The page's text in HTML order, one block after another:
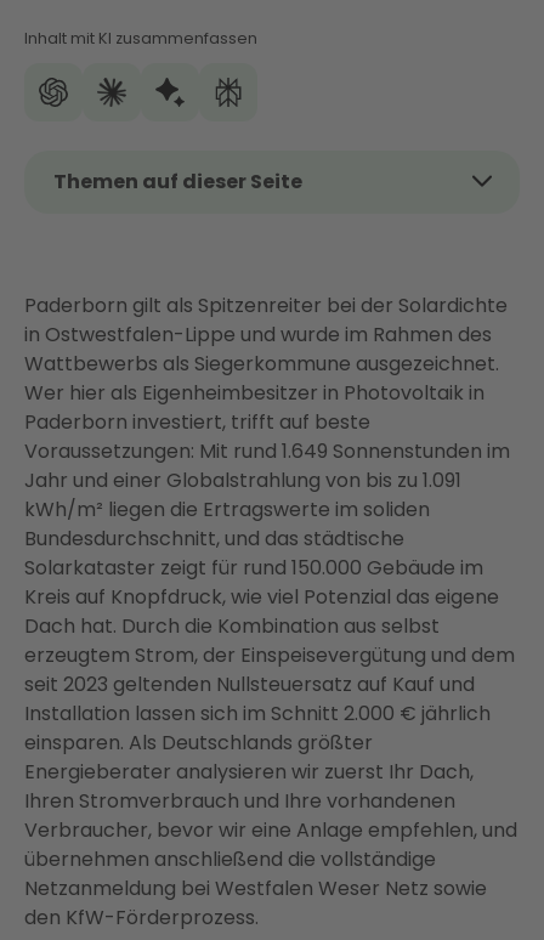
Inhalt mit KI zusammenfassen
Themen auf dieser Seite
lohnt
Was kostet eine PV-Anlage in Paderborn?
Eignet sich Ihr Dach in Paderborn für eine PV-
Anlage?
Mehr herausholen: Vernetztes Energiesystem statt
isolierter PV-Anlage
So läuft Ihre PV-Anlage mit Enter: Von der
Beratung bis zum ersten Kilowatt
Warum Eigenheimbesitzer in Paderborn Enter
vertrauen
Fazit: Photovoltaik in Paderborn lohnt sich – und
Enter macht es einfach
FAQ
Paderborn gilt als Spitzenreiter bei der Solardichte
in Ostwestfalen-Lippe und wurde im Rahmen des
Wattbewerbs als Siegerkommune ausgezeichnet.
Wer hier als Eigenheimbesitzer in Photovoltaik in
Paderborn investiert, trifft auf beste
Voraussetzungen: Mit rund 1.649 Sonnenstunden im
Jahr und einer Globalstrahlung von bis zu 1.091
kWh/m² liegen die Ertragswerte im soliden
Bundesdurchschnitt, und das städtische
Solarkataster zeigt für rund 150.000 Gebäude im
Kreis auf Knopfdruck, wie viel Potenzial das eigene
Dach hat. Durch die Kombination aus selbst
erzeugtem Strom, der Einspeisevergütung und dem
seit 2023 geltenden Nullsteuersatz auf Kauf und
Installation lassen sich im Schnitt 2.000 € jährlich
einsparen. Als Deutschlands größter
Energieberater analysieren wir zuerst Ihr Dach,
Ihren Stromverbrauch und Ihre vorhandenen
Verbraucher, bevor wir eine Anlage empfehlen, und
übernehmen anschließend die vollständige
Netzanmeldung bei Westfalen Weser Netz sowie
den KfW-Förderprozess.